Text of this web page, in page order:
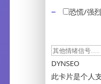
恐慌/强
DYNSEO
此卡片是个人